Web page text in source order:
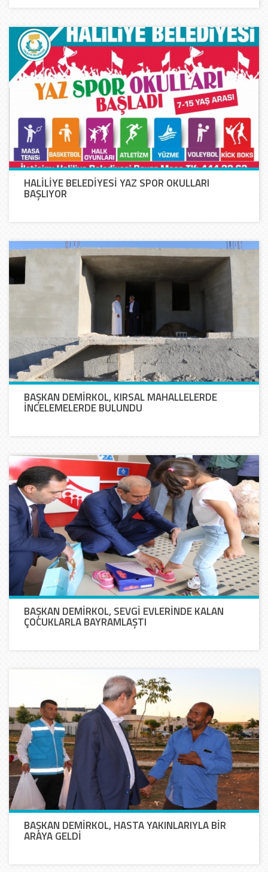
HALİLİYE BELEDİYESİ YAZ SPOR OKULLARI
BAŞLIYOR
BAŞKAN DEMİRKOL, KIRSAL MAHALLELERDE
İNCELEMELERDE BULUNDU
BAŞKAN DEMİRKOL, SEVGİ EVLERİNDE KALAN
ÇOCUKLARLA BAYRAMLAŞTI
BAŞKAN DEMİRKOL, HASTA YAKINLARIYLA BİR
ARAYA GELDİ